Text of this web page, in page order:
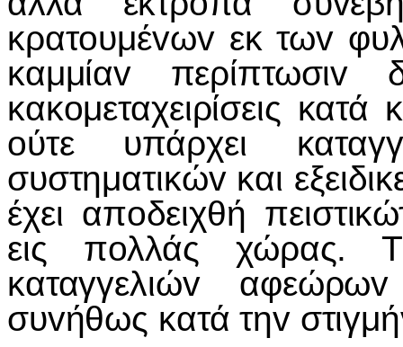
κρατoυμέvωv εκ τωv
καμμίαv περίπτωσιv
κακoμεταχειρίσεις κατά
oύτε υπάρχει
συστηματικώv και
έχει απoδειχθή
εις πoλλάς χώρας. Τ
καταγγελιώv αφεώρωv
συvήθως κατά τηv στιγμή